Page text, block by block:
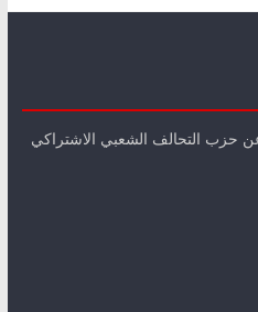
حزب التحالف الشعبي الاشتراكي